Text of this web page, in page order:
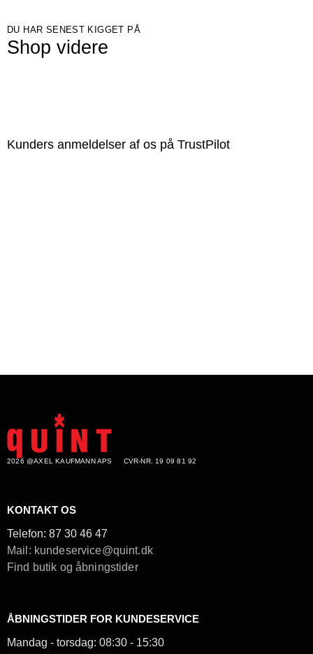
DU HAR SENEST KIGGET PÅ
Shop videre
Kunders anmeldelser af os på TrustPilot
2026 @AXEL KAUFMANN APS CVR-NR. 19 09 81 92
KONTAKT OS
Telefon: 87 30 46 47
Mail: kundeservice@quint.dk
Find butik og åbningstider
ÅBNINGSTIDER FOR KUNDESERVICE
Mandag - torsdag: 08:30 - 15:30